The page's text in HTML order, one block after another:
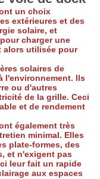
un choix
extérieures et des
solaire, et
charger une
alors utilisée pour
solaires de
l'environnement. Ils
ou d'autres
de la grille. Ceci
et de rendement
également très
minimal. Elles
plate-formes, des
et n'exigent pas
leur fait un rapide
aux espaces